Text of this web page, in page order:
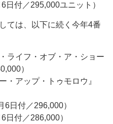
日付／295,000ユニット）
ては、以下に続く今年4番
ライフ・オブ・ア・ショー
）
・アップ・トゥモロウ』
6日付／296,000）
日付／286,000）